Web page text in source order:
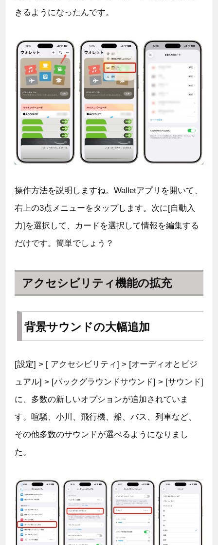
きるようになったんです。
操作方法を説明しますね。Walletアプリを開いて、
右上の3点メニューをタップします。次に[自動入
力]を選択して、カードを選択して情報を編集する
だけです。簡単でしょう？
アクセシビリティ機能の拡充
背景サウンドの大幅追加
[設定] > [ アクセシビリティ] > [オーディオとビジ
ュアル] > [バックグラウンドサウンド] > [サウンド]
に、多数の新しいオプションが追加されていま
す。喧騒、小川、飛行機、船、バス、列車など、
その他多数のサウンドが選べるようになりまし
た。